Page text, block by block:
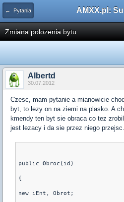
← Pytania
Zmiana polozenia bytu
Albertd
30.07.2012
Czesc, mam pytanie a mianowicie
byt, to lezy on na ziemi na plasko. A
kmendy ten byt sie obraca co tez
jest lezacy i da sie przez niego przejsc.
public Obroc(id)
{
new iEnt, Obrot;